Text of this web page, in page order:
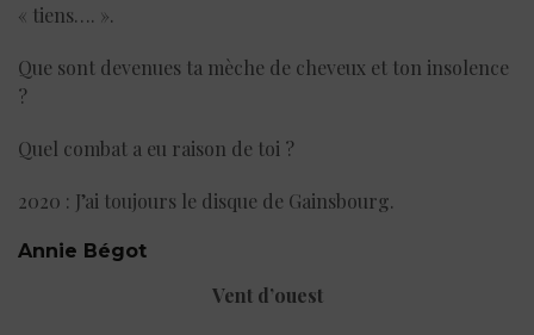
« tiens…. ».
Que sont devenues ta mèche de cheveux et ton insolence
?
Quel combat a eu raison de toi ?
2020 : J’ai toujours le disque de Gainsbourg.
Annie Bégot
Vent d’ouest